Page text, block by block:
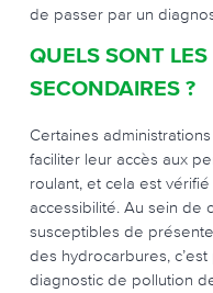
de passer par un
QUELS SONT
SECONDAIRES ?
Certaines
faciliter leur accès aux
roulant, et cela est
accessibilité. Au sein de
susceptibles de
des hydrocarbures,
diagnostic de pollution